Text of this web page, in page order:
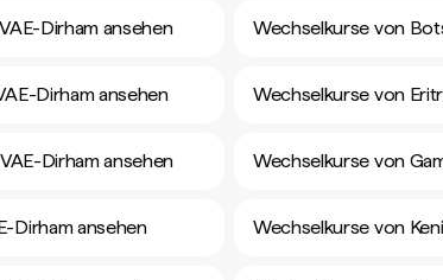
Dirham ansehen Wechselkurse von
Dirham ansehen Wechselkurse von
Dirham ansehen Wechselkurse von
Dirham ansehen Wechselkurse von